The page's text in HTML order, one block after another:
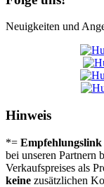
Neuigkeiten und
Hinweis
*= Empfehlungslink
bei unseren Partnern
Verkaufspreises als
keine zusätzlichen